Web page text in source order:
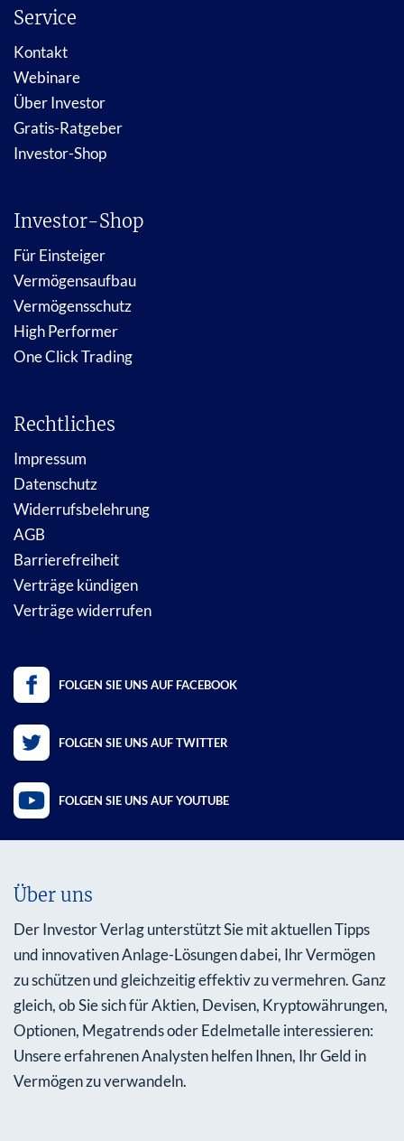
Service
Kontakt
Webinare
Über Investor
Gratis-Ratgeber
Investor-Shop
Investor-Shop
Für Einsteiger
Vermögensaufbau
Vermögensschutz
High Performer
One Click Trading
Rechtliches
Impressum
Datenschutz
Widerrufsbelehrung
AGB
Barrierefreiheit
Verträge kündigen
Verträge widerrufen
FOLGEN SIE UNS AUF FACEBOOK
FOLGEN SIE UNS AUF TWITTER
FOLGEN SIE UNS AUF YOUTUBE
Über uns
Der Investor Verlag unterstützt Sie mit aktuellen Tipps
und innovativen Anlage-Lösungen dabei, Ihr Vermögen
zu schützen und gleichzeitig effektiv zu vermehren. Ganz
gleich, ob Sie sich für Aktien, Devisen, Kryptowährungen,
Optionen, Megatrends oder Edelmetalle interessieren:
Unsere erfahrenen Analysten helfen Ihnen, Ihr Geld in
Vermögen zu verwandeln.